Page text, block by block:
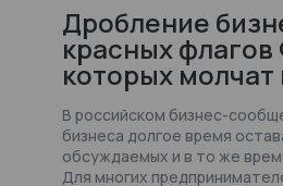
Дробление
красных
которых молчат
В российском бизнес-
бизнеса долгое время
обсуждаемых и в то же
Для многих